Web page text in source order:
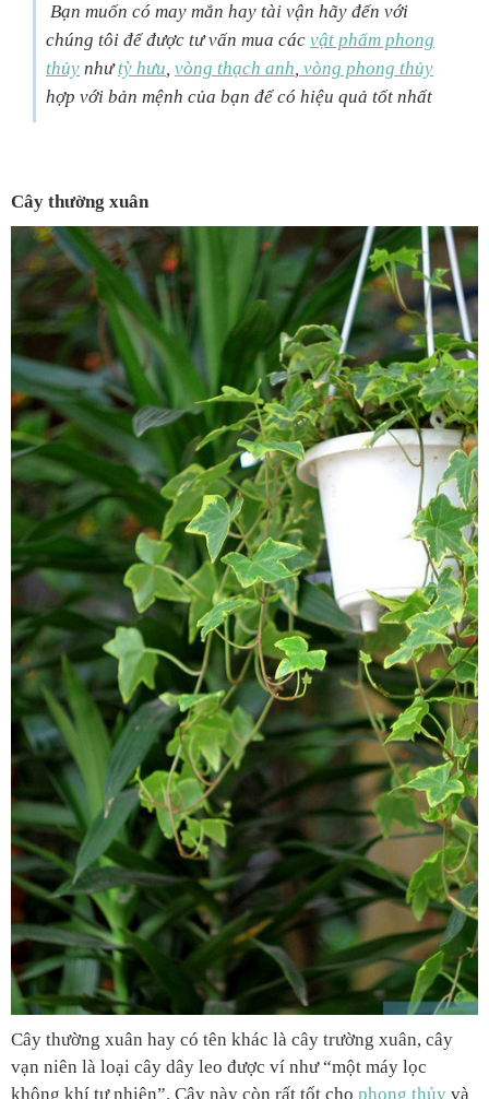
Bạn muốn có may mắn hay tài vận hãy đến với
chúng tôi để được tư vấn mua các vật phẩm phong
thủy nhưtỳ hưu, vòng thạch anh, vòng phong thủy
hợp với bản mệnh của bạn để có hiệu quả tốt nhất
Cây thường xuân
Cây thường xuân hay có tên khác là cây trường xuân, cây
vạn niên là loại cây dây leo được ví như “một máy lọc
không khí tự nhiên”. Cây này còn rất tốt cho phong thủy và